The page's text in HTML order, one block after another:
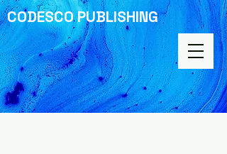
CODESCO PUBLISHING